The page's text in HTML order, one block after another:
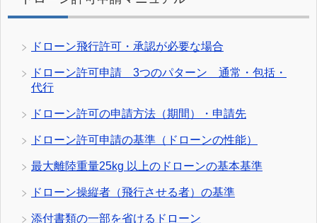
ドローン飛行許可・承認が必要な場合
ドローン許可申請 3つのパターン 通常・包括・
代行
ドローン許可の申請方法（期間）・申請先
ドローン許可申請の基準（ドローンの性能）
最大離陸重量25kg 以上のドローンの基本基準
ドローン操縦者（飛行させる者）の基準
添付書類の一部を省けるドローン